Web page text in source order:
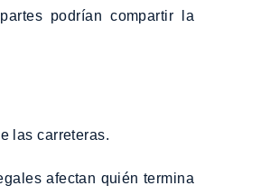
podrían compartir la
las carreteras.
afectan quién termina